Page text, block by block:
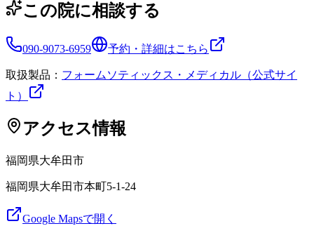
この院に相談する
090-9073-6959 予約・詳細はこちら
取扱製品： フォームソティックス・メディカル（公式サイ
ト）
アクセス情報
福岡県大牟田市
福岡県大牟田市本町5-1-24
Google Mapsで開く